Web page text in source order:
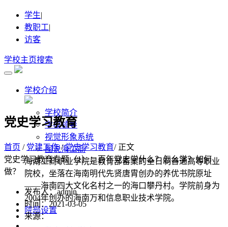
学生|
教职工|
访客
学校主页搜索
学校介绍
学校简介
学校领导
视觉形象系统
图说海工商
海南工商职业学院是教育部备案的全日制普通高等职业
院校，坐落在海南明代先贤唐胄创办的养优书院原址
——海南四大文化名村之一的海口攀丹村。学院前身为
2004年创办的海南万和信息职业技术学院。
院部设置
党史学习教育
首页 / 党建工作/党史学习教育/ 正文
党史学习教育专题（1）：百年党史学什么？怎么学？如何
做？
发布人：admin
时间：2021-03-05
来源：